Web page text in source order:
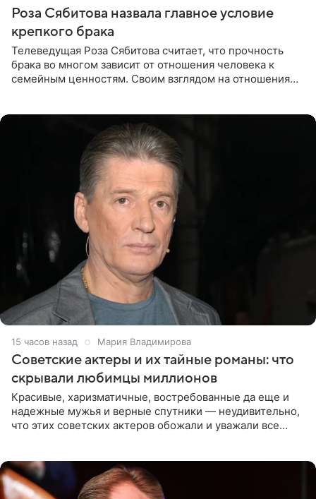
Роза Сябитова назвала главное условие
крепкого брака
Телеведущая Роза Сябитова считает, что прочность
брака во многом зависит от отношения человека к
семейным ценностям. Своим взглядом на отношения
15 часов назад Мария Владимирова
Советские актеры и их тайные романы: что
скрывали любимцы миллионов
Красивые, харизматичные, востребованные да еще и
надежные мужья и верные спутники — неудивительно,
что этих советских актеров обожали и уважали все